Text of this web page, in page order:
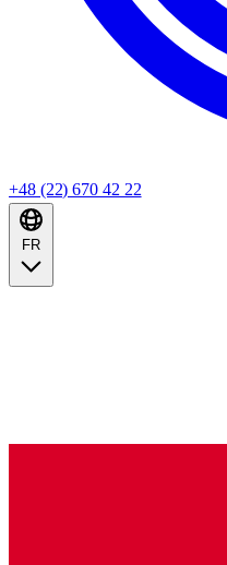
+48 (22) 670 42 22